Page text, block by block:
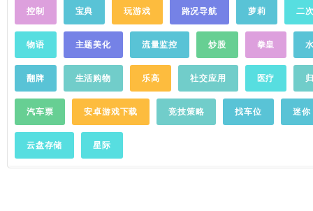
金。 c) 房产租售交易 • 发布房源掌握市场行
情，分析交易时点。通过房产价值监测，提
供定价参考。房源可在多平台展示，获取更
多需求用户 • 智能选房基于完整的楼盘小区
和房源数据，通过大数据技术帮助用户选择
到符合需求的楼盘小区，并找到更优的房
产。
控制 宝典 玩游戏 路况导航 萝莉 二
物语 主题美化 流量监控 炒股 拳皇
翻牌 生活购物 乐高 社交应用 医疗
汽车票 安卓游戏下载 竞技策略 找车位 迷你
云盘存储 星际